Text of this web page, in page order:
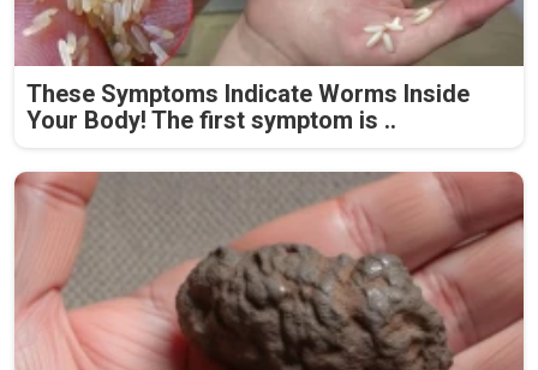
These Symptoms Indicate Worms Inside
Your Body! The first symptom is ..